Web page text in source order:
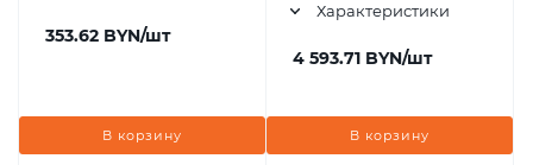
353.62 BYN/шт
В корзину
Характеристики
4 593.71 BYN/шт
В корзину